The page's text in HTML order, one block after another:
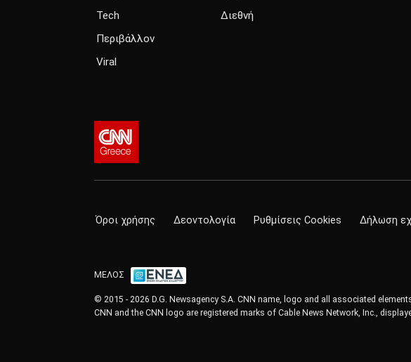
Tech
Περιβάλλον
Viral
Διεθνή
Όροι χρήσης Δεοντολογία Ρυθμίσεις Cookies Δήλωση
ΜΕΛΟΣ
© 2015 - 2026 D.G. Newsagency S.A. CNN name, logo and all associated
CNN and the CNN logo are registered marks of Cable News Network, Inc.,